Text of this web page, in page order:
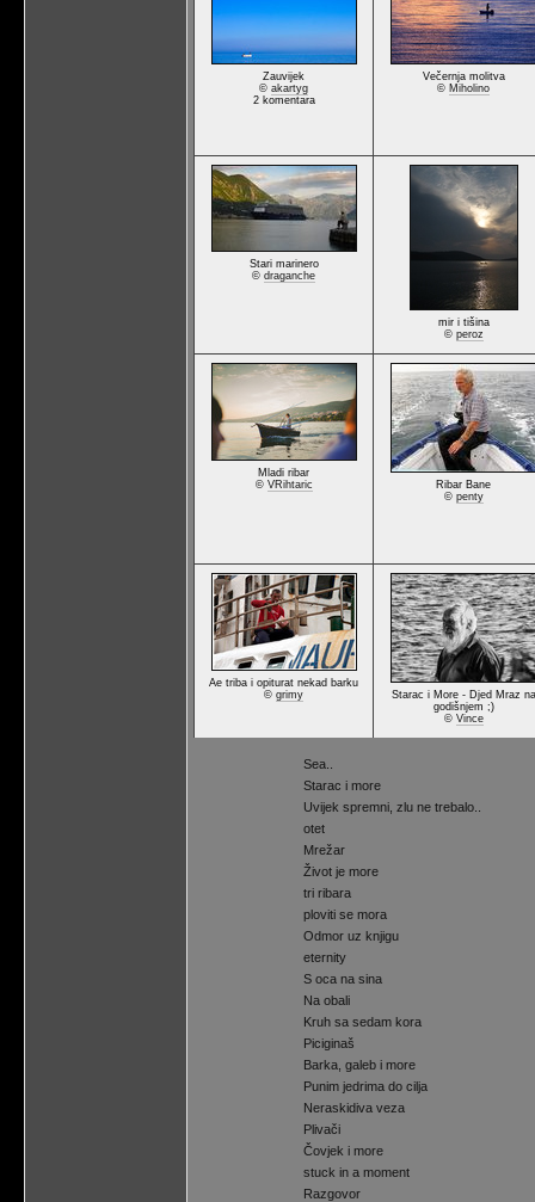
Zauvijek
© akartyg
2 komentara
Večernja molitva
© Miholino
Stari marinero
© draganche
mir i tišina
© peroz
Mladi ribar
© VRihtaric
Ribar Bane
© penty
Ae triba i opiturat nekad barku
© grimy
Starac i More - Djed Mraz na
godišnjem ;)
© Vince
Sea..
Starac i more
Uvijek spremni, zlu ne trebalo..
otet
Mrežar
Život je more
tri ribara
ploviti se mora
Odmor uz knjigu
eternity
S oca na sina
Na obali
Kruh sa sedam kora
Piciginaš
Barka, galeb i more
Punim jedrima do cilja
Neraskidiva veza
Plivači
Čovjek i more
stuck in a moment
Razgovor